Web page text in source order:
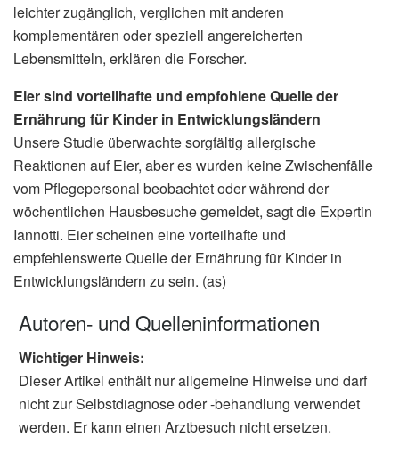
leichter zugänglich, verglichen mit anderen
komplementären oder speziell angereicherten
Lebensmitteln, erklären die Forscher.
Eier sind vorteilhafte und empfohlene Quelle der
Ernährung für Kinder in Entwicklungsländern
Unsere Studie überwachte sorgfältig allergische
Reaktionen auf Eier, aber es wurden keine Zwischenfälle
vom Pflegepersonal beobachtet oder während der
wöchentlichen Hausbesuche gemeldet, sagt die Expertin
Iannotti. Eier scheinen eine vorteilhafte und
empfehlenswerte Quelle der Ernährung für Kinder in
Entwicklungsländern zu sein. (as)
Autoren- und Quelleninformationen
Wichtiger Hinweis:
Dieser Artikel enthält nur allgemeine Hinweise und darf
nicht zur Selbstdiagnose oder -behandlung verwendet
werden. Er kann einen Arztbesuch nicht ersetzen.